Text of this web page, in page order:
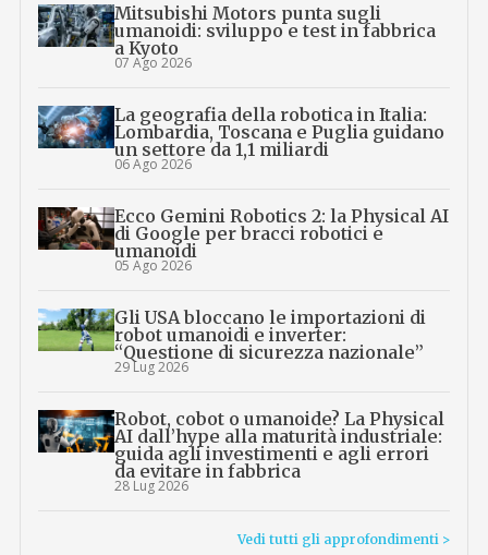
Mitsubishi Motors punta sugli
umanoidi: sviluppo e test in fabbrica
a Kyoto
07 Ago 2026
La geografia della robotica in Italia:
Lombardia, Toscana e Puglia guidano
un settore da 1,1 miliardi
06 Ago 2026
Ecco Gemini Robotics 2: la Physical AI
di Google per bracci robotici e
umanoidi
05 Ago 2026
Gli USA bloccano le importazioni di
robot umanoidi e inverter:
“Questione di sicurezza nazionale”
29 Lug 2026
Robot, cobot o umanoide? La Physical
AI dall’hype alla maturità industriale:
guida agli investimenti e agli errori
da evitare in fabbrica
28 Lug 2026
Vedi tutti gli approfondimenti >